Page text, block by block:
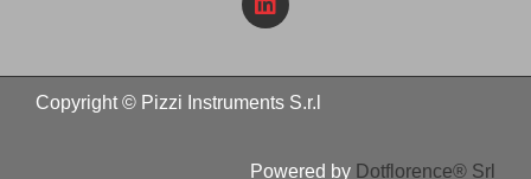
Copyright © Pizzi Instruments S.r.l
Powered by Dotflorence® Srl